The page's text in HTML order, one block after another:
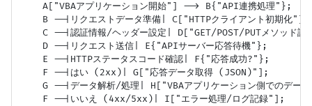
    A["VBAアプリケーション開始"] --> B{"API連携処理"};
    B --|リクエストデータ準備| C["HTTPクライアント初期化"];
C --|認証情報/ヘッダー設定| D["GET/POST/PUTメソッド設
    D --|リクエスト送信| E{"APIサーバー応答待機"};
    E --|HTTPステータスコード確認| F{"応答成功?"};
    F --|はい (2xx)| G["応答データ取得 (JSON)"];
G --|データ解析/処理| H["VBAアプリケーション側でのデー
    F --|いいえ (4xx/5xx)| I["エラー処理/ログ記録"];